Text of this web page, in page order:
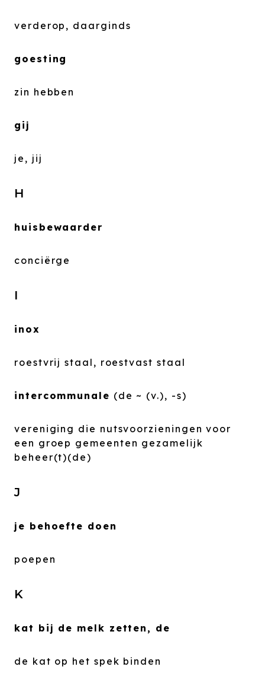
verderop, daarginds
goesting
zin hebben
gij
je, jij
H
huisbewaarder
conciërge
I
inox
roestvrij staal, roestvast staal
intercommunale (de ~ (v.), -s)
vereniging die nutsvoorzieningen voor
een groep gemeenten gezamelijk
beheer(t)(de)
J
je behoefte doen
poepen
K
kat bij de melk zetten, de
de kat op het spek binden